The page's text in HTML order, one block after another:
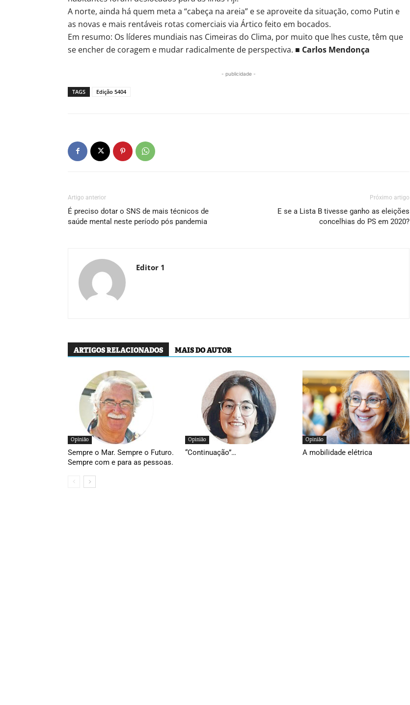
A norte, ainda há quem meta a “cabeça na areia” e se aproveite da situação, como Putin e
as novas e mais rentáveis rotas comerciais via Ártico feito em bocados.
Em resumo: Os líderes mundiais nas Cimeiras do Clima, por muito que lhes custe, têm que
se encher de coragem e mudar radicalmente de perspectiva. ■ Carlos Mendonça
- publicidade -
TAGS Edição 5404
Artigo anterior
É preciso dotar o SNS de mais técnicos de
saúde mental neste período pós pandemia
Próximo artigo
E se a Lista B tivesse ganho as eleições
concelhias do PS em 2020?
Editor 1
ARTIGOS RELACIONADOS MAIS DO AUTOR
Opinião
Sempre o Mar. Sempre o Futuro.
Sempre com e para as pessoas.
Opinião
“Continuação”…
Opinião
A mobilidade elétrica